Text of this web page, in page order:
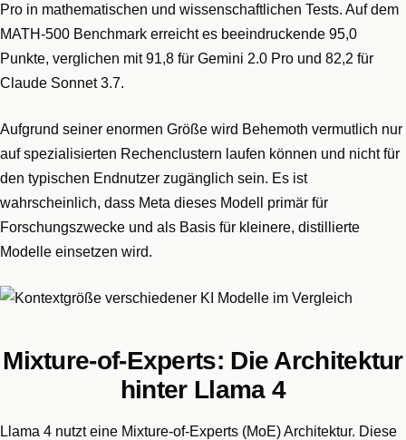
Pro in mathematischen und wissenschaftlichen Tests. Auf dem
MATH-500 Benchmark erreicht es beeindruckende 95,0
Punkte, verglichen mit 91,8 für Gemini 2.0 Pro und 82,2 für
Claude Sonnet 3.7.
Aufgrund seiner enormen Größe wird Behemoth vermutlich nur
auf spezialisierten Rechenclustern laufen können und nicht für
den typischen Endnutzer zugänglich sein. Es ist
wahrscheinlich, dass Meta dieses Modell primär für
Forschungszwecke und als Basis für kleinere, distillierte
Modelle einsetzen wird.
Mixture-of-Experts: Die Architektur
hinter Llama 4
Llama 4 nutzt eine Mixture-of-Experts (MoE) Architektur. Diese